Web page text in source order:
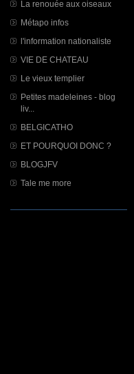
La renouée aux oiseaux
Métapo infos
l'information nationaliste
VIE DE CHATEAU
Le vieux templier
Petites madeleines - blog
liv...
BELGICATHO
ET POURQUOI DONC ?
BLOGJFV
Tale me more